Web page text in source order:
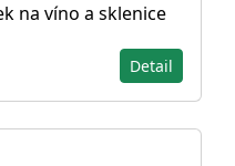
na víno a sklenice
Detail